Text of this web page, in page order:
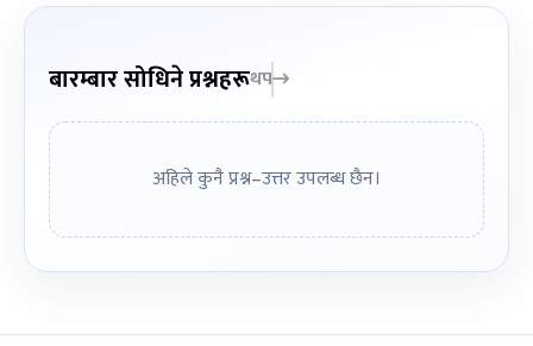
बारम्बार सोधिने प्रश्नहरूथप
अहिले कुनै प्रश्न–उत्तर उपलब्ध छैन।